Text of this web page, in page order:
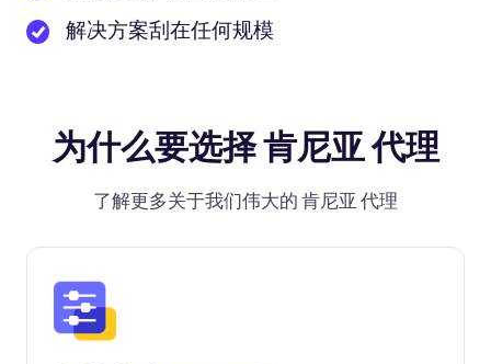
解决方案刮在任何规模
为什么要选择 肯尼亚 代理
了解更多关于我们伟大的 肯尼亚 代理